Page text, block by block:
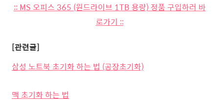
:: MS 오피스 365 (원드라이브 1TB 용량) 정품 구입하러 바
로가기 ::
[관련글]
삼성 노트북 초기화 하는 법 (공장초기화)
맥 초기화 하는 법